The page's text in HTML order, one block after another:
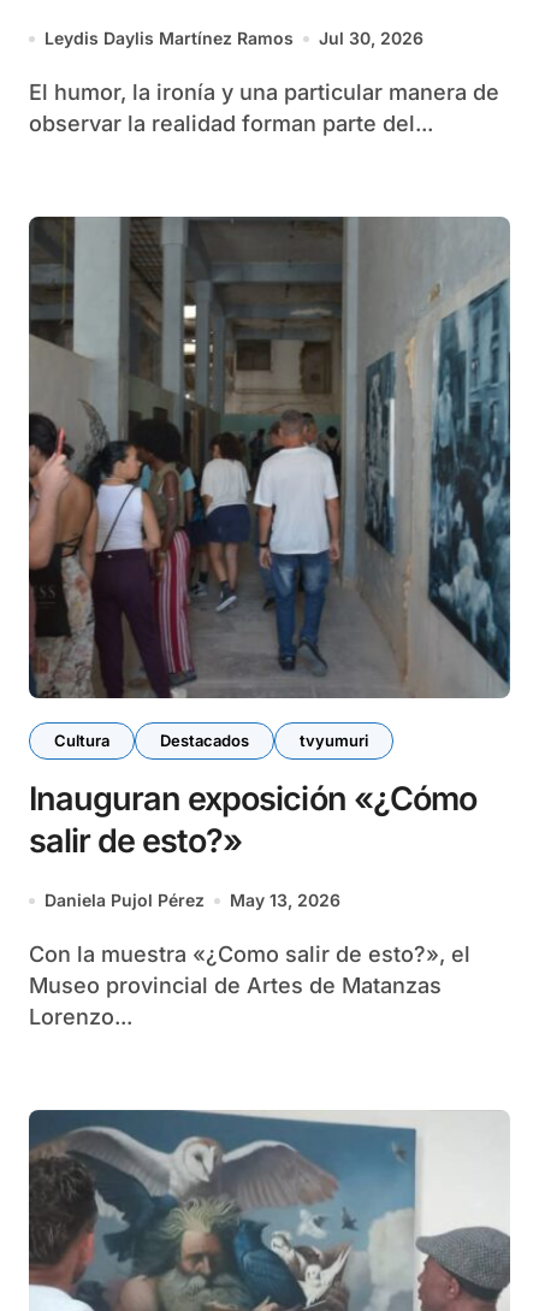
Leydis Daylis Martínez Ramos Jul 30, 2026
El humor, la ironía y una particular manera de
observar la realidad forman parte del...
Cultura Destacados tvyumuri
Inauguran exposición «¿Cómo
salir de esto?»
Daniela Pujol Pérez May 13, 2026
Con la muestra «¿Como salir de esto?», el
Museo provincial de Artes de Matanzas
Lorenzo...